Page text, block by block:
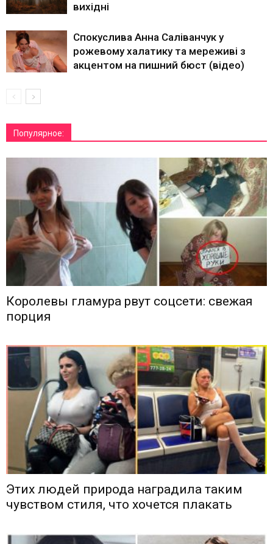
вихідні
Спокуслива Анна Саліванчук у
рожевому халатику та мереживі з
акцентом на пишний бюст (відео)
Популярное:
Королевы гламура рвут соцсети: свежая
порция
Этих людей природа наградила таким
чувством стиля, что хочется плакать